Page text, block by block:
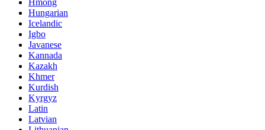
Hungarian
Icelandic
Igbo
Javanese
Kannada
Kazakh
Khmer
Kurdish
Kyrgyz
Latin
Latvian